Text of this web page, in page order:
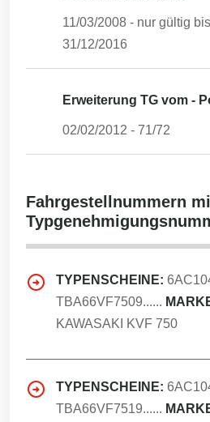
11/03/2008 - nur gültig
31/12/2016
Erweiterung TG vom -
02/02/2012 - 71/72
Fahrgestellnummern
TYPENSCHEINE:
TBA66VF7509......
KAWASAKI KVF 750
TYPENSCHEINE:
TBA66VF7519......